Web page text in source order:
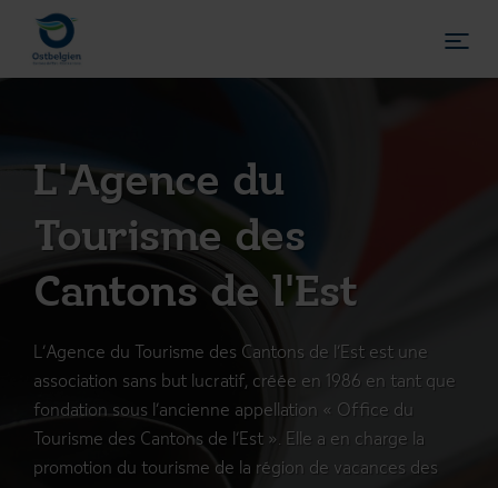
DE FR NL
L'Agence du
Tourisme des
Cantons de l'Est
L’Agence du Tourisme des Cantons de l’Est est une
association sans but lucratif, créée en 1986 en tant que
fondation sous l’ancienne appellation « Office du
Tourisme des Cantons de l’Est ». Elle a en charge la
promotion du tourisme de la région de vacances des